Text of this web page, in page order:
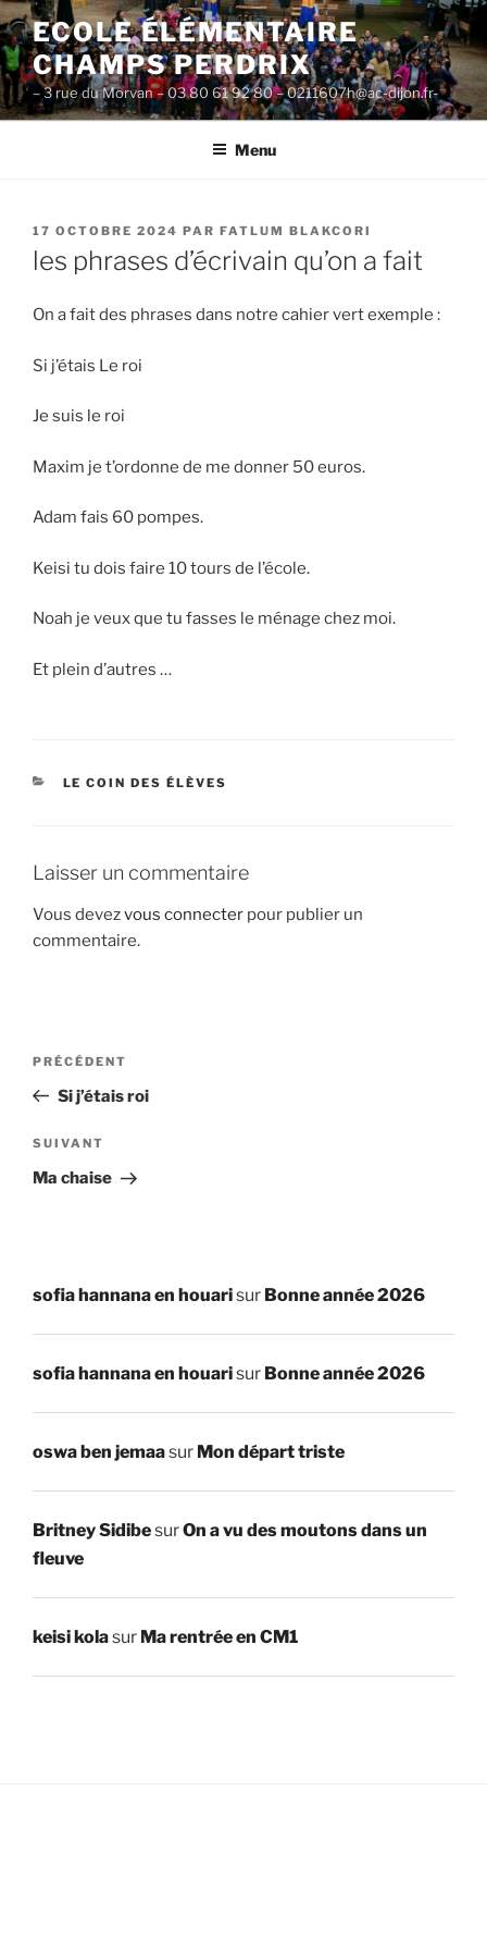
Aller
au
contenu
principal
ECOLE ÉLÉMENTAIRE
CHAMPS PERDRIX
– 3 rue du Morvan – 03 80 61 92 80 – 0211607h@ac-dijon.fr-
Menu
PUBLIÉ
LE
17 OCTOBRE 2024 PAR FATLUM BLAKCORI
les phrases d’écrivain qu’on a fait
On a fait des phrases dans notre cahier vert exemple :
Si j’étais Le roi
Je suis le roi
Maxim je t’ordonne de me donner 50 euros.
Adam fais 60 pompes.
Keisi tu dois faire 10 tours de l’école.
Noah je veux que tu fasses le ménage chez moi.
Et plein d’autres …
CATÉGORIES
LE COIN DES ÉLÈVES
Laisser un commentaire
Vous devezvous connecter pour publier un
commentaire.
Navigation
l’article
Article
précédent
PRÉCÉDENT
Si j’étais roi
Article
suivant
SUIVANT
Ma chaise
sofia hannana en houarisur Bonne année 2026
sofia hannana en houarisur Bonne année 2026
oswa ben jemaasur Mon départ triste
Britney SidibesurOn a vu des moutons dans un
fleuve
keisi kolasur Ma rentrée en CM1